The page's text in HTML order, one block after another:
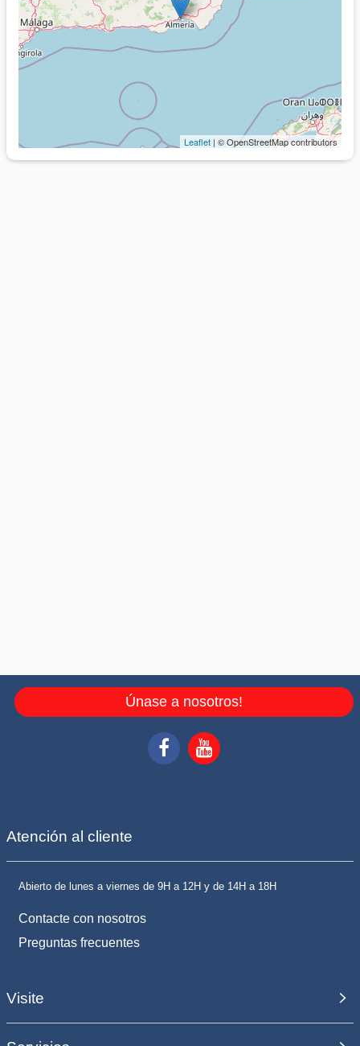
Leaflet | © OpenStreetMap contributors
Únase a nosotros!
Atención al cliente
Abierto de lunes a viernes de 9H a 12H y de 14H a 18H
Contacte con nosotros
Preguntas frecuentes
Visite